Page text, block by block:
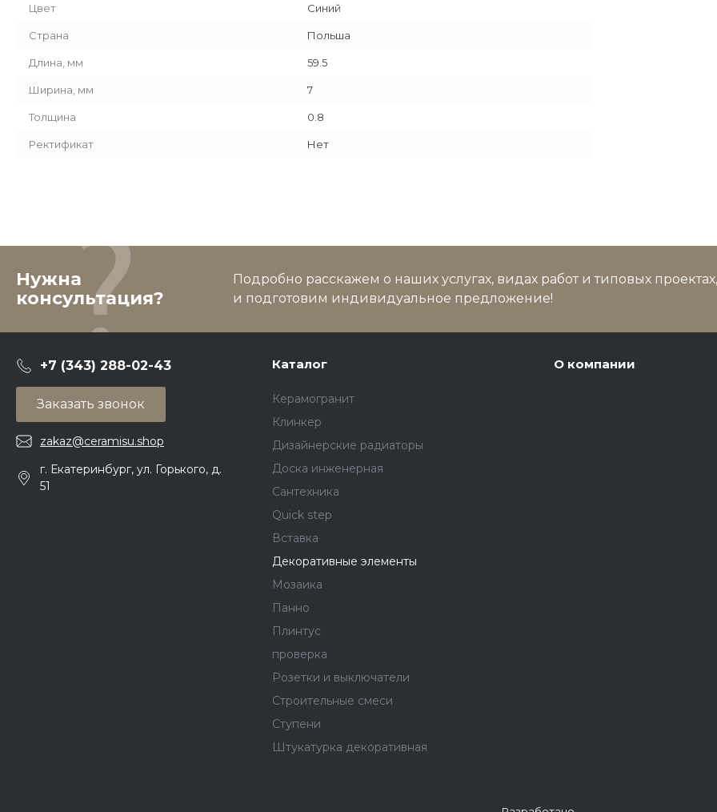
Цвет Синий
Страна Польша
Длина, мм 59.5
Ширина, мм 7
Толщина 0.8
Ректификат Нет
Нужна
консультация?
Подробно расскажем о наших услугах, видах работ и типовых
и подготовим индивидуальное предложение!
+7 (343) 288-02-43
Заказать звонок
zakaz@ceramisu.shop
г. Екатеринбург, ул. Горького, д.
51
Каталог
Керамогранит
Клинкер
Дизайнерские радиаторы
Доска инженерная
Сантехника
Quick step
Вставка
Декоративные элементы
Мозаика
Панно
Плинтус
проверка
Розетки и выключатели
Строительные смеси
Ступени
Штукатурка декоративная
О компании